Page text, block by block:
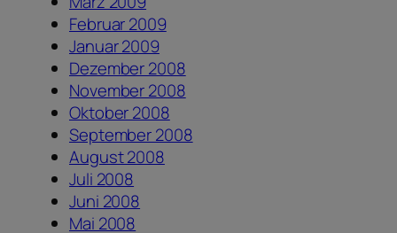
Februar 2009
Januar 2009
Dezember 2008
November 2008
Oktober 2008
September 2008
August 2008
Juli 2008
Juni 2008
Mai 2008